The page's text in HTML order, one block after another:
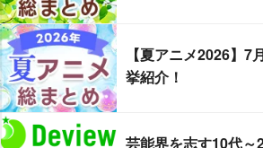
【夏アニメ2026】
挙紹介！
芸能界を志す10代